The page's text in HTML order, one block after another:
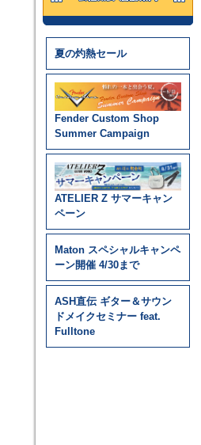
夏の灼熱セール
Fender Custom Shop
Summer Campaign
ATELIER Z サマーキャン
ペーン
Maton スペシャルキャンペ
ーン開催 4/30まで
ASH直伝 ギター＆サウン
ドメイクセミナー feat.
Fulltone